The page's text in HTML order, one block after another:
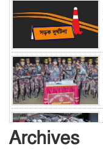
Archives